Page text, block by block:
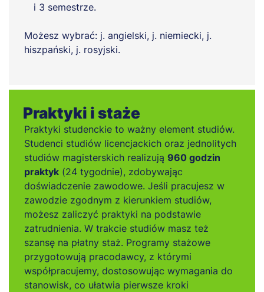
i 3 semestrze.
Możesz wybrać: j. angielski, j. niemiecki, j.
hiszpański, j. rosyjski.
Praktyki i staże
Praktyki studenckie to ważny element studiów.
Studenci studiów licencjackich oraz jednolitych
studiów magisterskich realizują 960 godzin
praktyk (24 tygodnie), zdobywając
doświadczenie zawodowe. Jeśli pracujesz w
zawodzie zgodnym z kierunkiem studiów,
możesz zaliczyć praktyki na podstawie
zatrudnienia. W trakcie studiów masz też
szansę na płatny staż. Programy stażowe
przygotowują pracodawcy, z którymi
współpracujemy, dostosowując wymagania do
stanowisk, co ułatwia pierwsze kroki